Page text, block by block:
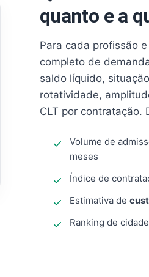
quanto e a
Para cada profissão
completo de
saldo líquido,
rotatividade,
CLT por contratação.
Volume de
meses
Índice de
Estimativa de
Ranking de